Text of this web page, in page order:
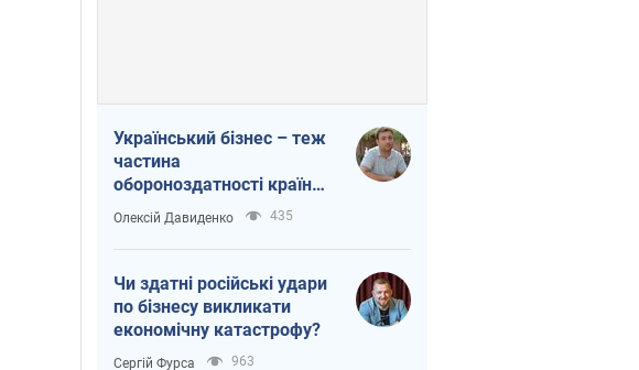
Український бізнес – теж
частина
обороноздатності країни.
Не віддавайте їхній ринок
чужим
Олексій Давиденко 435
Чи здатні російські удари
по бізнесу викликати
економічну катастрофу?
Сергій Фурса 963